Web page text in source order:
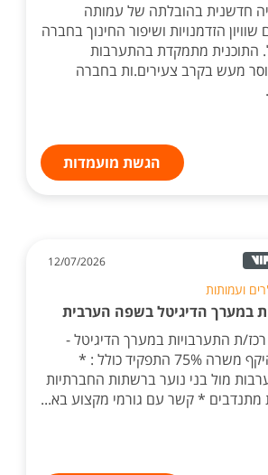
חדשנית בהובלתה של עמותה
הזדמנויות ושיפור החינוך בחברה
התוכנית מתמקדת בהתערבות
מעש בקרב צעירים.ות בחברה
הגשת מועמדות
12/07/2026
ועמותות
במערך הדיגיטל בשפה הערבית
ת התערבויות במערך הדיגיטל -
בשפה הערבית היקף משרה 75% התפקיד כולל : *
מול בני נוער ברשתות החברתיות
מתנדבים * קשר עם גורמי מקצוע בא...